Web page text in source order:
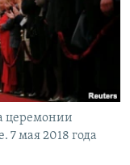
церемонии
7 мая 2018 года